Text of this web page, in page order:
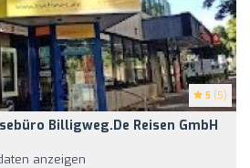
5 (5)
Billigweg.de Reisen GmbH
anzeigen